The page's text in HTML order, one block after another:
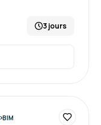
3 jours
BIM